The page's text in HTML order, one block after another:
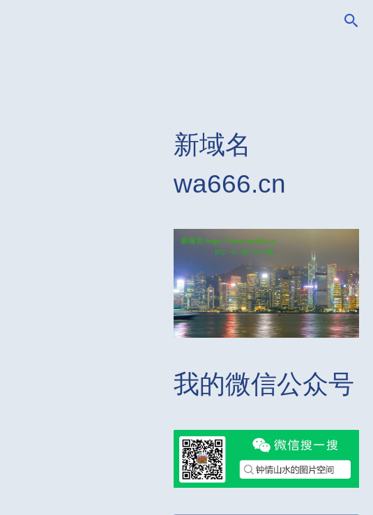
搜
新域名
wa666.cn
我的微信公众号